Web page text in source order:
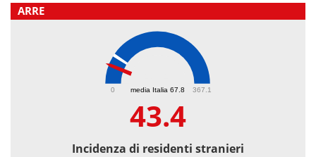
ARRE
media Italia 67.8
0 367.1
43.4
Incidenza di residenti stranieri